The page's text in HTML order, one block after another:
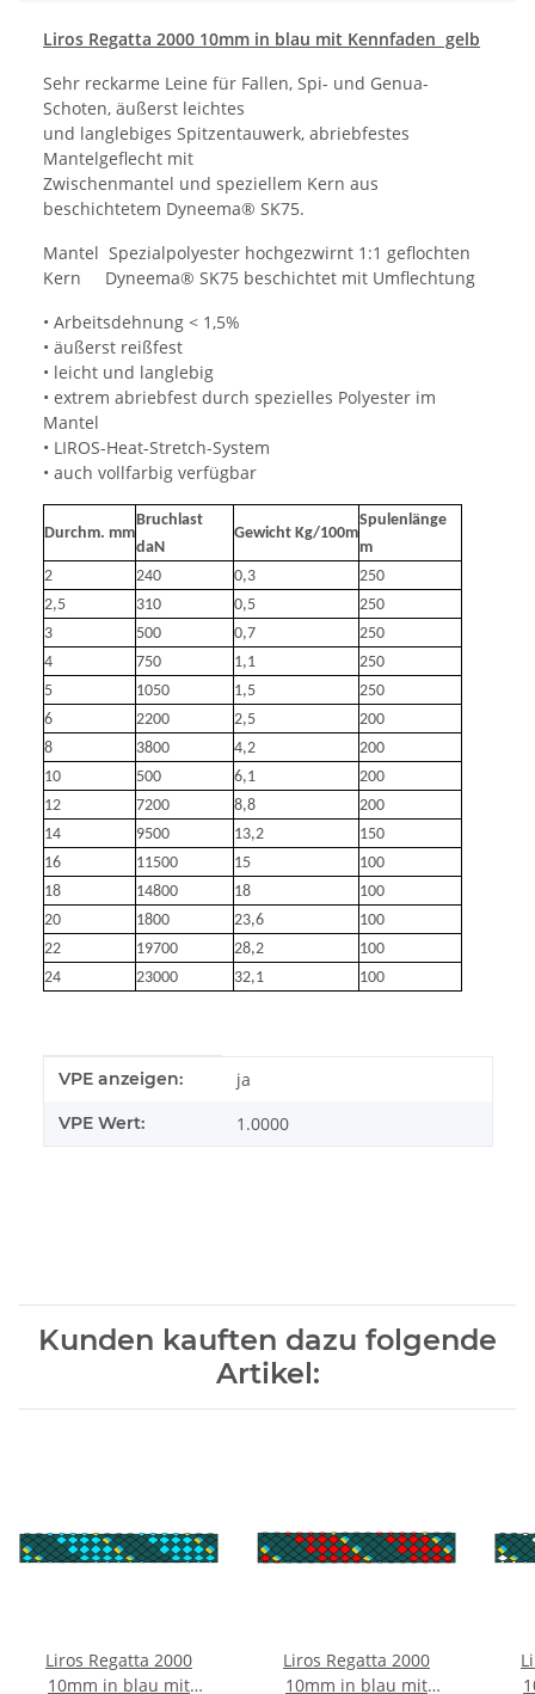
Liros Regatta 2000 10mm in blau mit Kennfaden gelb
Sehr reckarme Leine für Fallen, Spi- und Genua-
Schoten, äußerst leichtes
und langlebiges Spitzentauwerk, abriebfestes
Mantelgeflecht mit
Zwischenmantel und speziellem Kern aus
beschichtetem Dyneema® SK75.
Mantel Spezialpolyester hochgezwirnt 1:1 geflochten
Kern Dyneema® SK75 beschichtet mit Umflechtung
• Arbeitsdehnung < 1,5%
• äußerst reißfest
• leicht und langlebig
• extrem abriebfest durch spezielles Polyester im
Mantel
• LIROS-Heat-Stretch-System
• auch vollfarbig verfügbar
Durchm. mm
Bruchlast
daN
Gewicht Kg/100m
Spulenlänge
m
2
240 0,3
250
2,5
310 0,5
250
3
500 0,7
250
4
750 1,1
250
5
1050 1,5
250
6
2200 2,5
200
8
3800 4,2
200
10
500 6,1
200
12
7200 8,8
200
14
9500 13,2
150
16
11500 15
100
18
14800 18
100
20
1800 23,6
100
22
19700 28,2
100
24
23000 32,1 100
Produkteigenschaft
Wert
VPE anzeigen: ja
VPE Wert: 1.0000
Kunden kauften dazu folgende
Artikel:
Liros Regatta 2000
10mm in blau mit
Liros Regatta 2000
10mm in blau mit